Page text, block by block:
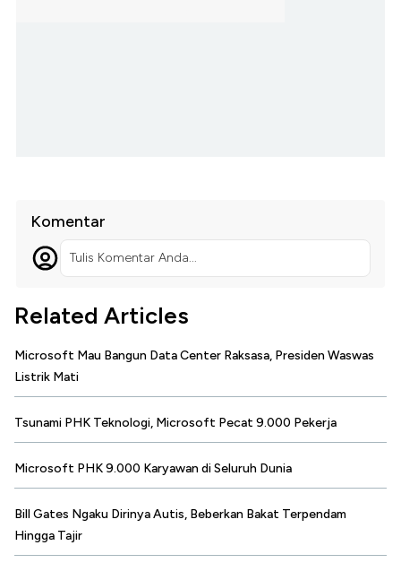
Komentar
Tulis Komentar Anda...
Related Articles
Microsoft Mau Bangun Data Center Raksasa, Presiden Waswas
Listrik Mati
Tsunami PHK Teknologi, Microsoft Pecat 9.000 Pekerja
Microsoft PHK 9.000 Karyawan di Seluruh Dunia
Bill Gates Ngaku Dirinya Autis, Beberkan Bakat Terpendam
Hingga Tajir